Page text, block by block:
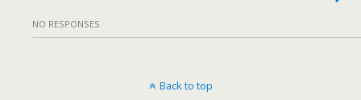
NO RESPONSES
Back to top